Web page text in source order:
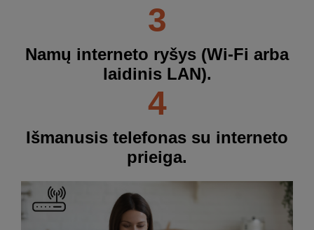
3
Namų interneto ryšys (Wi-Fi arba
laidinis LAN).
4
Išmanusis telefonas su interneto
prieiga.